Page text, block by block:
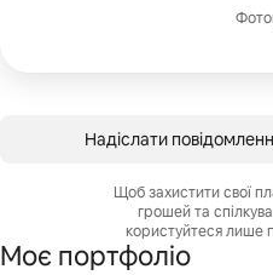
Надіслати
Щоб захистити свої
грошей та
користуйтеся
Моє портфоліо